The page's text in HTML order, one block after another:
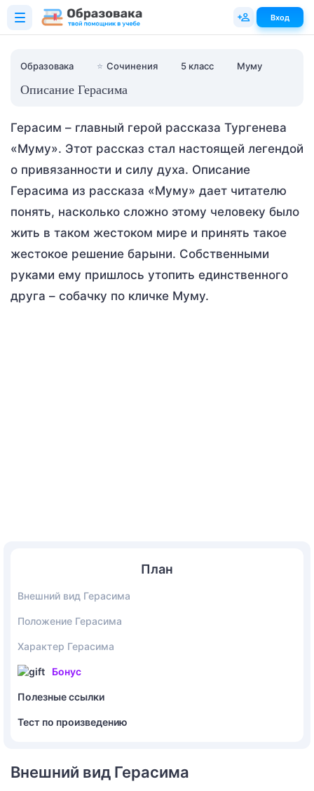
Образовака ⭐ Сочинения 5 класс Муму
Описание Герасима
Герасим – главный герой рассказа Тургенева
«Муму». Этот рассказ стал настоящей легендой
о привязанности и силу духа. Описание
Герасима из рассказа «Муму» дает читателю
понять, насколько сложно этому человеку было
жить в таком жестоком мире и принять такое
жестокое решение барыни. Собственными
руками ему пришлось утопить единственного
друга – собачку по кличке Муму.
План
Внешний вид Герасима
Положение Герасима
Характер Герасима
Бонус
Полезные ссылки
Тест по произведению
Внешний вид Герасима
Вход